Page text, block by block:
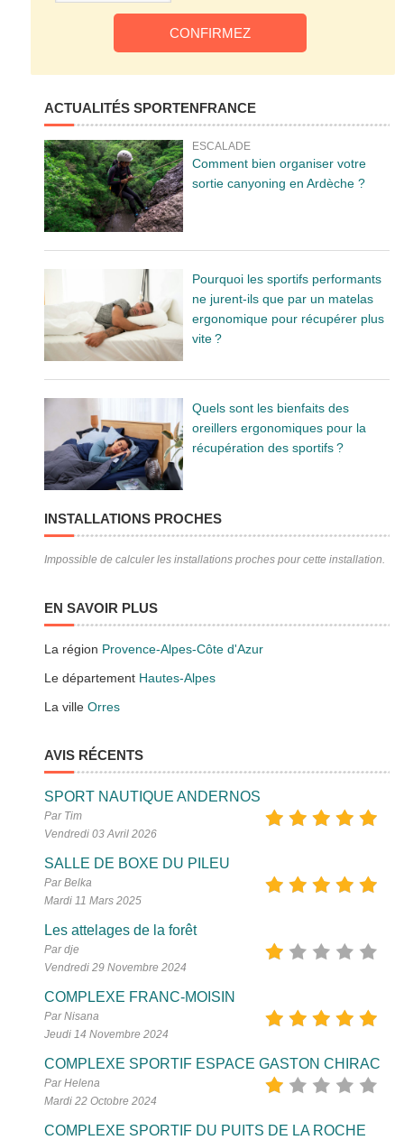
ACTUALITÉS SPORTENFRANCE
ESCALADE
Comment bien organiser votre
sortie canyoning en Ardèche ?
Pourquoi les sportifs performants
ne jurent-ils que par un matelas
ergonomique pour récupérer plus
vite ?
Quels sont les bienfaits des
oreillers ergonomiques pour la
récupération des sportifs ?
INSTALLATIONS PROCHES
Impossible de calculer les installations proches pour cette installation.
EN SAVOIR PLUS
La région Provence-Alpes-Côte d'Azur
Le département Hautes-Alpes
La villeOrres
AVIS RÉCENTS
SPORT NAUTIQUE ANDERNOS
Par Tim
Vendredi 03 Avril 2026
SALLE DE BOXE DU PILEU
Par Belka
Mardi 11 Mars 2025
Les attelages de la forêt
Par dje
Vendredi 29 Novembre 2024
COMPLEXE FRANC-MOISIN
Par Nisana
Jeudi 14 Novembre 2024
COMPLEXE SPORTIF ESPACE GASTON CHIRAC
Par Helena
Mardi 22 Octobre 2024
COMPLEXE SPORTIF DU PUITS DE LA ROCHE